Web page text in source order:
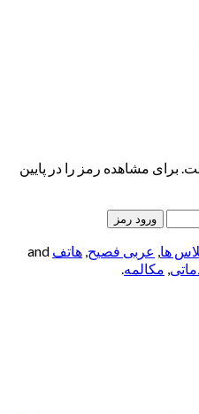
برای مشاهده رمز را در پایین
ها, عربی فصیح, هاتف and
, مکالمه.